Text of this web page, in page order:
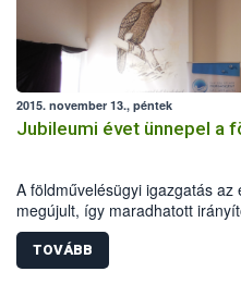
2015. november 13., péntek
Jubileumi évet ünnepel a
A földművelésügyi igazgatás
megújult, így maradhatott
reményeim szerint egy
magyar vidék felé vezet –
hivatalok fennállásának 25
TOVÁBB